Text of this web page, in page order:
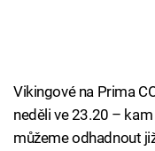
Vikingové na Prima
neděli ve 23.20 –
můžeme odhadnout